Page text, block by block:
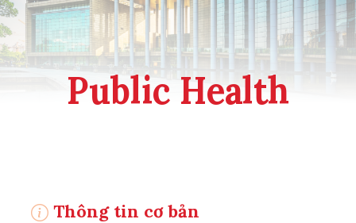
Public Health
Thông tin cơ bản